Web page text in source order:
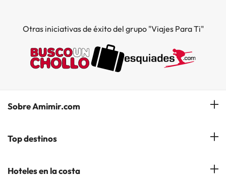
Otras iniciativas de éxito del grupo "Viajes Para Ti"
Sobre Amimir.com
¿Quiénes somos?
Gestionar mi reserva
Top destinos
Hoteles en Salou
Hoteles en la costa